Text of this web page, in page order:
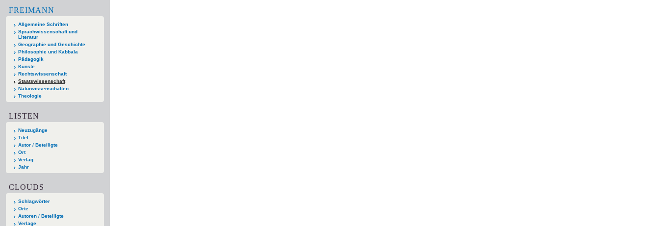
FREIMANN
Allgemeine Schriften
Sprachwissenschaft und
Literatur
Geographie und Geschichte
Philosophie und Kabbala
Pädagogik
Künste
Rechtswissenschaft
Staatswissenschaft
Naturwissenschaften
Theologie
LISTEN
Neuzugänge
Titel
Autor / Beteiligte
Ort
Verlag
Jahr
CLOUDS
Schlagwörter
Orte
Autoren / Beteiligte
Verlage